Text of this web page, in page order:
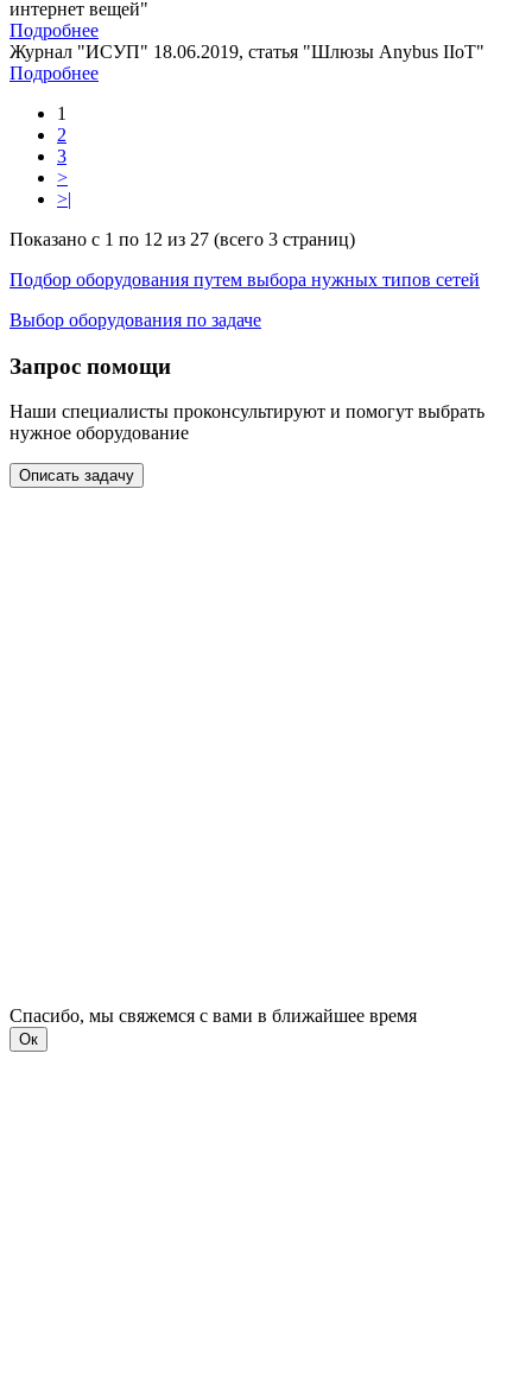
интернет вещей"
Подробнее
Журнал "ИСУП" 18.06.2019, статья "Шлюзы Anybus IIoT"
Подробнее
1
2
3
>
>|
Показано с 1 по 12 из 27 (всего 3 страниц)
Подбор оборудования путем выбора нужных типов сетей
Выбор оборудования по задаче
Запрос помощи
Наши специалисты проконсультируют и помогут выбрать
нужное оборудование
Описать задачу
Спасибо, мы свяжемся с вами в ближайшее время
Ок